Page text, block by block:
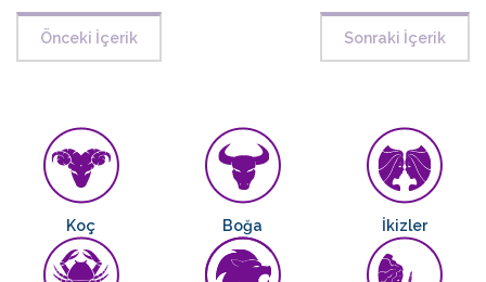
Önceki İçerik Sonraki İçerik
Koç Boğa İkizler